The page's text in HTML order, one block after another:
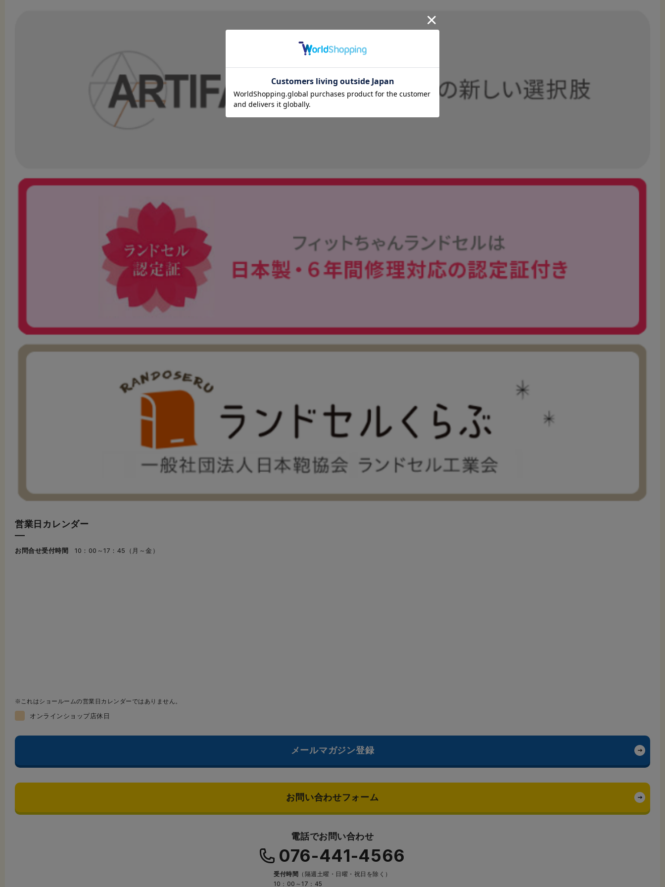
営業日カレンダー
お問合せ受付時間 10：00～17：45（月～金）
これはショールームの営業日カレンダーではありません。
オンラインショップ店休日
メールマガジン登録
お問い合わせフォーム
電話でお問い合わせ
076-441-4566
受付時間
（隔週土曜・日曜・祝日を除く）
10：00～17：45